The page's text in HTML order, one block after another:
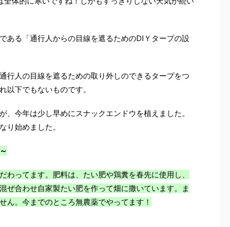
ある「通行人からの目線を遮るためのⅮⅠＹタープの設
行人の目線を遮るための取り外しのできるタープをつ
以下でもないものです。
、今年は少し早めにスナックエンドウを植えました。
り始めました。
わってます。肥料は、たい肥や鶏糞を春先に使用し、
ぜ合わせ自家製たい肥を作って畑に撒いています。ま
ん。今までのところ無農薬でやってます！